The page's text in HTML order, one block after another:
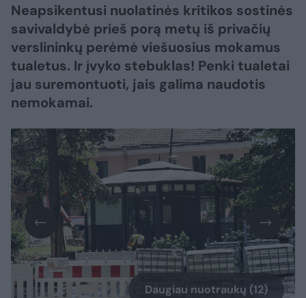
Neapsikentusi nuolatinės kritikos sostinės
savivaldybė prieš porą metų iš privačių
verslininkų perėmė viešuosius mokamus
tualetus. Ir įvyko stebuklas! Penki tualetai
jau suremontuoti, jais galima naudotis
nemokamai.
Daugiau nuotraukų (12)